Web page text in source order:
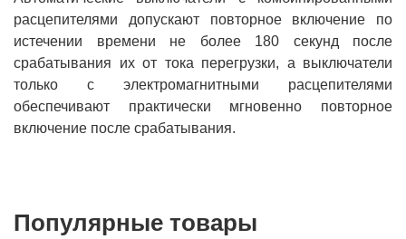
расцепителями допускают повторное включение по
истечении времени не более 180 секунд после
срабатывания их от тока перегрузки, а выключатели
только с электромагнитными расцепителями
обеспечивают практически мгновенно повторное
включение после срабатывания.
Популярные товары